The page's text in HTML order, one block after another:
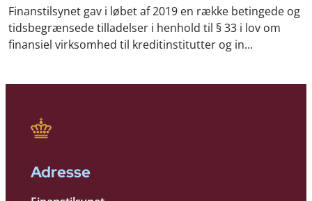
Finanstilsynet gav i løbet af 2019 en række betingede og
tidsbegrænsede tilladelser i henhold til § 33 i lov om
finansiel virksomhed til kreditinstitutter og in...
Adresse